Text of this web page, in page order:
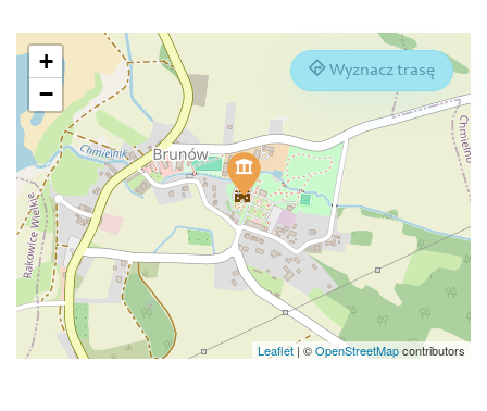
Wyznacz trasę
+
−
Leaflet | ©OpenStreetMapcontributors